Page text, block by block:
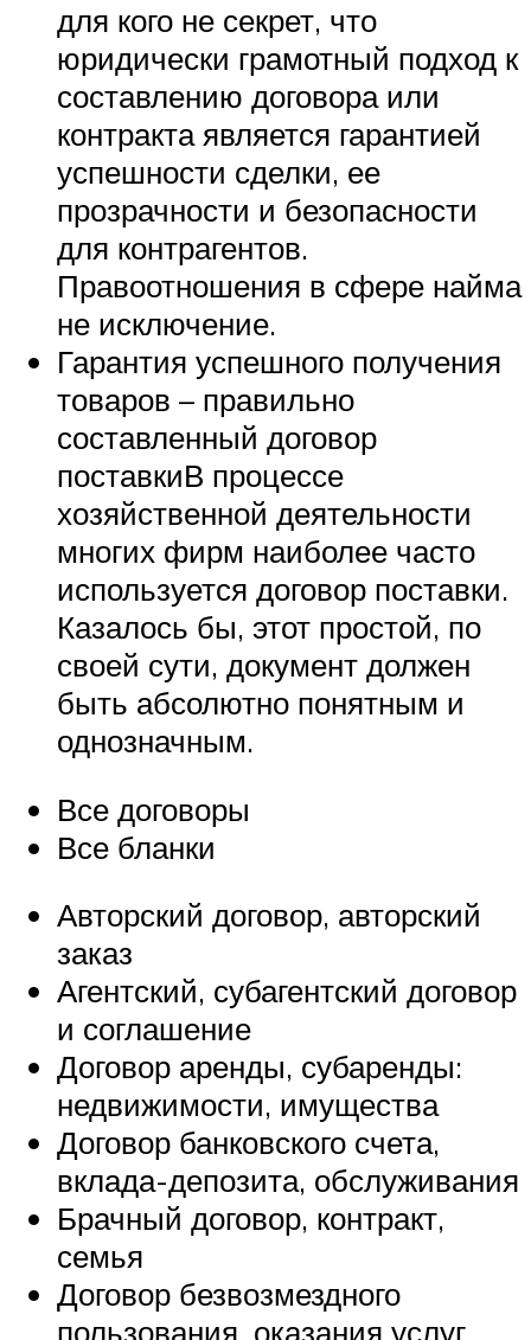
для кого не секрет, что
юридически грамотный подход к
составлению договора или
контракта является гарантией
успешности сделки, ее
прозрачности и безопасности
для контрагентов.
Правоотношения в сфере найма
не исключение.
Гарантия успешного получения
товаров – правильно
составленный договор
поставкиВ процессе
хозяйственной деятельности
многих фирм наиболее часто
используется договор поставки.
Казалось бы, этот простой, по
своей сути, документ должен
быть абсолютно понятным и
однозначным.
Все договоры
Все бланки
Авторский договор, авторский
заказ
Агентский, субагентский договор
и соглашение
Договор аренды, субаренды:
недвижимости, имущества
Договор банковского счета,
вклада-депозита, обслуживания
Брачный договор, контракт,
семья
Договор безвозмездного
пользования, оказания услуг